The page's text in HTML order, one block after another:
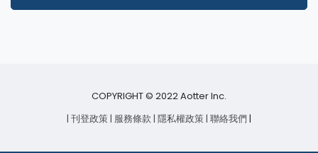
COPYRIGHT © 2022 Aotter Inc.
| 刊登政策| 服務條款 | 隱私權政策| 聯絡我們 |